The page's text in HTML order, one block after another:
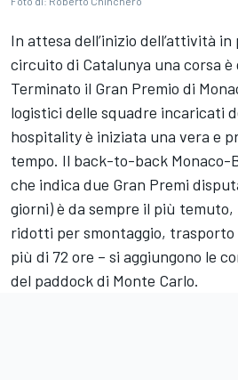
In attesa dell’inizio dell’attività
circuito di Catalunya una corsa è
Terminato il Gran Premio di
logistici delle squadre incaricati
hospitality è iniziata una vera e
tempo. Il back-to-back Monaco-
che indica due Gran Premi
giorni) è da sempre il più
ridotti per smontaggio, trasporto
più di 72 ore – si aggiungono le
del paddock di Monte Carlo.